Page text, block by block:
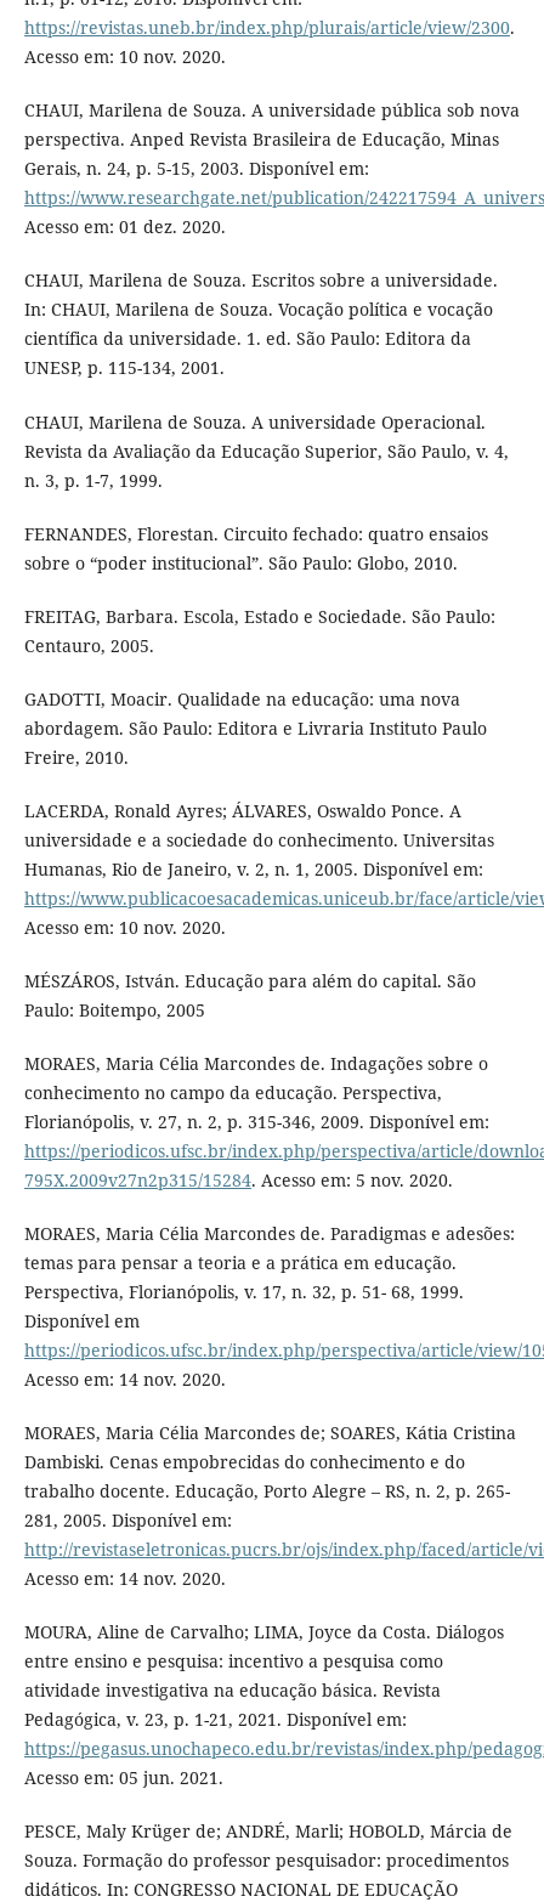
https://revistas.uneb.br/index.php/plurais/article/view/2300.
Acesso em: 10 nov. 2020.
CHAUI, Marilena de Souza. A universidade pública sob nova
perspectiva. Anped Revista Brasileira de Educação, Minas
Gerais, n. 24, p. 5-15, 2003. Disponível em:
https://www.researchgate.net/publication/
Acesso em: 01 dez. 2020.
CHAUI, Marilena de Souza. Escritos sobre a universidade.
In: CHAUI, Marilena de Souza. Vocação política e vocação
científica da universidade. 1. ed. São Paulo: Editora da
UNESP, p. 115-134, 2001.
CHAUI, Marilena de Souza. A universidade Operacional.
Revista da Avaliação da Educação Superior, São Paulo, v. 4,
n. 3, p. 1-7, 1999.
FERNANDES, Florestan. Circuito fechado: quatro ensaios
sobre o “poder institucional”. São Paulo: Globo, 2010.
FREITAG, Barbara. Escola, Estado e Sociedade. São Paulo:
Centauro, 2005.
GADOTTI, Moacir. Qualidade na educação: uma nova
abordagem. São Paulo: Editora e Livraria Instituto Paulo
Freire, 2010.
LACERDA, Ronald Ayres; ÁLVARES, Oswaldo Ponce. A
universidade e a sociedade do conhecimento. Universitas
Humanas, Rio de Janeiro, v. 2, n. 1, 2005. Disponível em:
https://www.publicacoesacademicas.uniceub.br/face/article/
Acesso em: 10 nov. 2020.
MÉSZÁROS, István. Educação para além do capital. São
Paulo: Boitempo, 2005
MORAES, Maria Célia Marcondes de. Indagações sobre o
conhecimento no campo da educação. Perspectiva,
Florianópolis, v. 27, n. 2, p. 315-346, 2009. Disponível em:
https://periodicos.ufsc.br/index.php/perspectiva/article/
795X.2009v27n2p315/15284. Acesso em: 5 nov. 2020.
MORAES, Maria Célia Marcondes de. Paradigmas e adesões:
temas para pensar a teoria e a prática em educação.
Perspectiva, Florianópolis, v. 17, n. 32, p. 51- 68, 1999.
Disponível em
https://periodicos.ufsc.br/index.php/perspectiva/article/view/
Acesso em: 14 nov. 2020.
MORAES, Maria Célia Marcondes de; SOARES, Kátia Cristina
Dambiski. Cenas empobrecidas do conhecimento e do
trabalho docente. Educação, Porto Alegre – RS, n. 2, p. 265-
281, 2005. Disponível em:
http://revistaseletronicas.pucrs.br/ojs/index.php/faced/article/
Acesso em: 14 nov. 2020.
MOURA, Aline de Carvalho; LIMA, Joyce da Costa. Diálogos
entre ensino e pesquisa: incentivo a pesquisa como
atividade investigativa na educação básica. Revista
Pedagógica, v. 23, p. 1-21, 2021. Disponível em:
https://pegasus.unochapeco.edu.br/revistas/index.php/
Acesso em: 05 jun. 2021.
PESCE, Maly Krüger de; ANDRÉ, Marli; HOBOLD, Márcia de
Souza. Formação do professor pesquisador: procedimentos
didáticos. In: CONGRESSO NACIONAL DE EDUCAÇÃO